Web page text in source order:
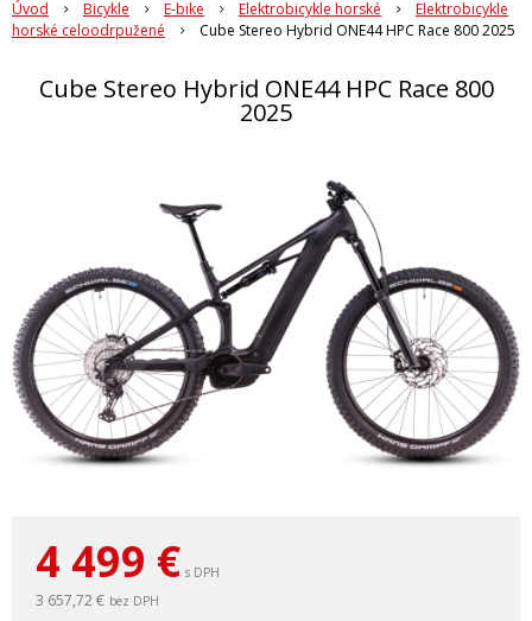
Úvod Bicykle E-bike Elektrobicykle horské
Elektrobicykle
horské celoodrpužené
Cube Stereo Hybrid ONE44 HPC Race 800 2025
Cube Stereo Hybrid ONE44 HPC Race 800
2025
4 499 € s DPH
3 657,72 € bez DPH